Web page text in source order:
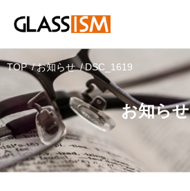
お知らせ
TOP お知らせ DSC_1619